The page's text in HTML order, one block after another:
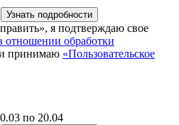
Узнать подробности
я подтверждаю свое
отношении обработки
принимаю «Пользовательское
по 20.04